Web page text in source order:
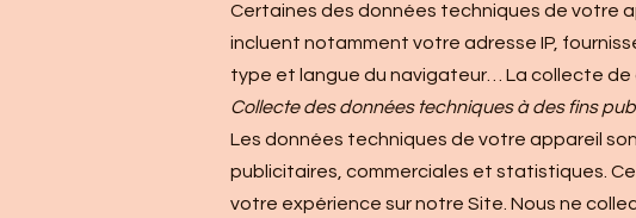
Certaines des données techniques de votre
incluent notamment votre adresse IP,
type et langue du navigateur… La collecte de
Collecte des données techniques à des fins
Les données techniques de votre appareil
publicitaires, commerciales et statistiques.
votre expérience sur notre Site. Nous ne